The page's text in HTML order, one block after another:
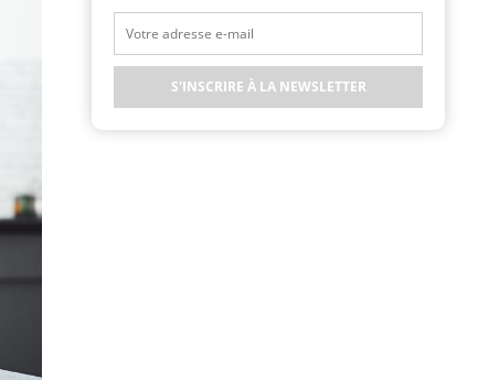
S'INSCRIRE À LA NEWSLETTER